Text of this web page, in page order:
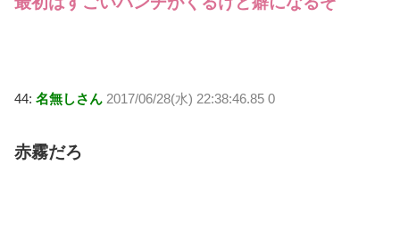
44: 名無しさん 2017/06/28(水) 22:38:46.85 0
赤霧だろ